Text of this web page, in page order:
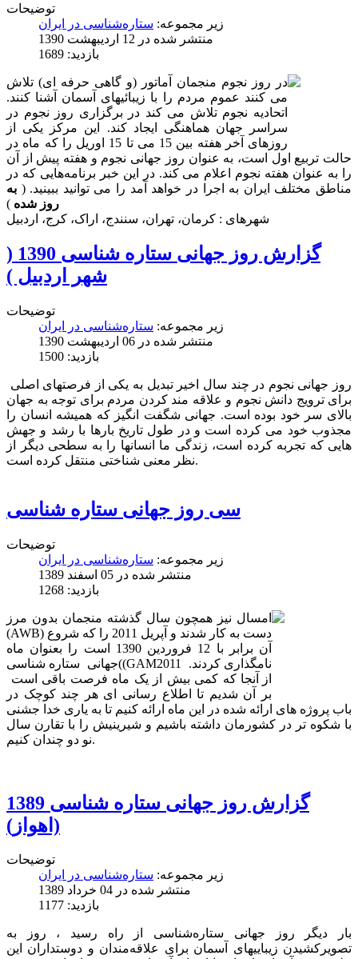
توضیحات
زیر مجموعه: ستاره‌شناسی در ایران
منتشر شده در 12 ارديبهشت 1390
بازدید: 1689
در روز نجوم منجمان آماتور (و گاهی حرفه ای) تلاش
می کنند عموم مردم را با زیبائیهای آسمان آشنا کنند.
اتحادیه نجوم تلاش می کند در برگزاری روز نجوم در
سراسر جهان هماهنگی ایجاد کند. این مرکز یکی از
روزهای آخر هفته بین 15 می تا 15 اوریل را که ماه در
حالت تربیع اول است، به عنوان روز جهانی نجوم و هفته پیش از آن
را به عنوان هفته نجوم اعلام می کند. در این خبر برنامه‌هایی که در
مناطق مختلف ایران به اجرا در خواهد آمد را می توانید ببینید. ( به
روز شده )
شهرهای : کرمان، تهران، سنندج، اراک، کرج، اردبیل
گزارش روز جهانی ستاره شناسی 1390 (
شهر اردبیل )
توضیحات
زیر مجموعه: ستاره‌شناسی در ایران
منتشر شده در 06 ارديبهشت 1390
بازدید: 1500
برای ترویج دانش نجوم و علاقه مند کردن مردم برای توجه به جهان
بالای سر خود بوده است. جهانی شگفت انگیز که همیشه انسان را
مجذوب خود می کرده است و در طول تاریخ بارها با رشد و جهش
هایی که تجربه کرده است، زندگی ما انسانها را به سطحی دیگر از
نظر معنی شناختی منتقل کرده است.
سی روز جهانی ستاره شناسی
توضیحات
زیر مجموعه: ستاره‌شناسی در ایران
منتشر شده در 05 اسفند 1389
بازدید: 1268
امسال نیز همچون سال گذشته منجمان بدون مرز
(AWB) دست به کار شدند و آپریل 2011 را که شروع
آن برابر با 12 فروردین 1390 است را بعنوان ماه
جهانی ستاره شناسی((GAM2011 نامگذاری کردند.
از آنجا که کمی بیش از یک ماه فرصت باقی است
بر آن شدیم تا اطلاع رسانی ای هر چند کوچک در
باب پروژه های ارائه شده در این ماه ارائه کنیم تا به یاری خدا جشنی
با شکوه تر در کشورمان داشته باشیم و شیرینیش را با تقارن سال
نو دو چندان کنیم.
گزارش روز جهانی ستاره شناسی 1389
(اهواز)
توضیحات
زیر مجموعه: ستاره‌شناسی در ایران
منتشر شده در 04 خرداد 1389
بازدید: 1177
بار دیگر روز جهانی ستاره‌شناسی از راه رسید ، روز به
تصویرکشیدن زیباییهای آسمان برای علاقه‌مندان و دوستداران این